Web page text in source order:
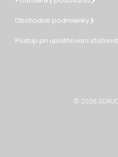
Obchodné podmienky
Postup pri uplatňovaní
© 2026